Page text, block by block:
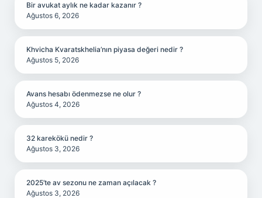
Bir avukat aylık ne kadar kazanır ?
Ağustos 6, 2026
Khvicha Kvaratskhelia’nın piyasa değeri nedir ?
Ağustos 5, 2026
Avans hesabı ödenmezse ne olur ?
Ağustos 4, 2026
32 karekökü nedir ?
Ağustos 3, 2026
2025’te av sezonu ne zaman açılacak ?
Ağustos 3, 2026